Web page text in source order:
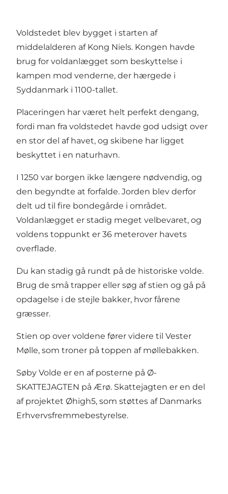
Voldstedet blev bygget i starten af
middelalderen af Kong Niels. Kongen havde
brug for voldanlægget som beskyttelse i
kampen mod venderne, der hærgede i
Syddanmark i 1100-tallet.
Placeringen har været helt perfekt dengang,
fordi man fra voldstedet havde god udsigt over
en stor del af havet, og skibene har ligget
beskyttet i en naturhavn.
I 1250 var borgen ikke længere nødvendig, og
den begyndte at forfalde. Jorden blev derfor
delt ud til fire bondegårde i området.
Voldanlægget er stadig meget velbevaret, og
voldens toppunkt er 36 meterover havets
overflade.
Du kan stadig gå rundt på de historiske volde.
Brug de små trapper eller søg af stien og gå på
opdagelse i de stejle bakker, hvor fårene
græsser.
Stien op over voldene fører videre til Vester
Mølle, som troner på toppen af møllebakken.
Søby Volde er en af posterne på Ø-
SKATTEJAGTEN på Ærø. Skattejagten er en del
af projektet Øhigh5, som støttes af Danmarks
Erhvervsfremmebestyrelse.